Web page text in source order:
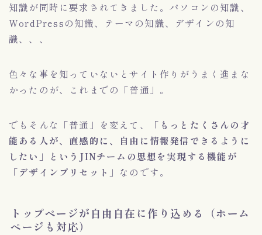
知識が同時に要求されてきました。パソコンの知識、
WordPressの知識、テーマの知識、デザインの知
識、、、
色々な事を知っていないとサイト作りがうまく進まな
かったのが、これまでの「普通」。
でもそんな「普通」を変えて、
「もっとたくさんの才
能ある人が、直感的に、自由に情報発信できるように
したい」というJINチームの思想を実現する機能が
「デザインプリセット」 なのです。
トップページが自由自在に作り込める（ホーム
ページも対応）